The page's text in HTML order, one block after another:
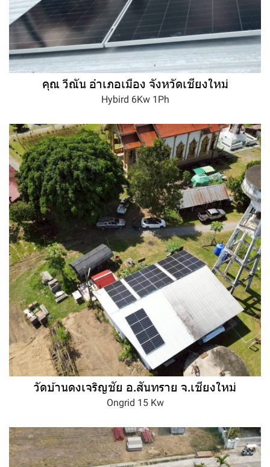
คุณ วีณัน อำเภอเมือง จังหวัดเชียงใหม่
Hybird 6Kw 1Ph
วัดบ้านดงเจริญชัย อ.สันทราย จ.เชียงใหม่
Ongrid 15 Kw